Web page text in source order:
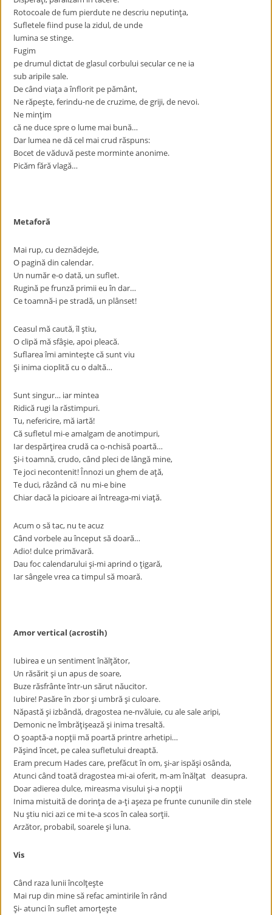
Rotocoale de fum pierdute ne descriu neputinţa,
Sufletele fiind puse la zidul, de unde
lumina se stinge.
Fugim
pe drumul dictat de glasul corbului secular ce ne ia
sub aripile sale.
De când viaţa a înflorit pe pământ,
Ne răpeşte, ferindu-ne de cruzime, de griji, de nevoi.
Ne minţim
că ne duce spre o lume mai bună…
Dar lumea ne dă cel mai crud răspuns:
Bocet de văduvă peste morminte anonime.
Picăm fără vlagă…
Metaforă
Mai rup, cu deznădejde,
O pagină din calendar.
Un număr e-o dată, un suflet.
Rugină pe frunză primii eu în dar…
Ce toamnă-i pe stradă, un plânset!
Ceasul mă caută, îl ştiu,
O clipă mă sfâşie, apoi pleacă.
Suflarea îmi aminteşte că sunt viu
Şi inima cioplită cu o daltă…
Sunt singur… iar mintea
Ridică rugi la răstimpuri.
Tu, nefericire, mă iartă!
Că sufletul mi-e amalgam de anotimpuri,
Iar despărţirea crudă ca o-nchisă poartă…
Şi-i toamnă, crudo, când pleci de lângă mine,
Te joci necontenit! Înnozi un ghem de aţă,
Te duci, râzând că nu mi-e bine
Chiar dacă la picioare ai întreaga-mi viaţă.
Acum o să tac, nu te acuz
Când vorbele au început să doară…
Adio! dulce primăvară.
Dau foc calendarului şi-mi aprind o ţigară,
Iar sângele vrea ca timpul să moară.
Amor vertical (acrostih)
Iubirea e un sentiment înălţător,
Un răsărit şi un apus de soare,
Buze răsfrânte într-un sărut năucitor.
Iubire! Pasăre în zbor şi umbră şi culoare.
Năpastă şi izbândă, dragostea ne-nvăluie, cu ale sale aripi,
Demonic ne îmbrăţişează şi inima tresaltă.
O şoaptă-a nopţii mă poartă printre arhetipi…
Păşind încet, pe calea sufletului dreaptă.
Eram precum Hades care, prefăcut în om, şi-ar ispăşi osânda,
Atunci când toată dragostea mi-ai oferit, m-am înălţat deasupra.
Doar adierea dulce, mireasma visului şi-a nopţii
Inima mistuită de dorinţa de a-ţi aşeza pe frunte cununile din stele
Nu ştiu nici azi ce mi te-a scos în calea sorţii.
Arzător, probabil, soarele şi luna.
Vis
Când raza lunii încolţeşte
Mai rup din mine să refac amintirile în rând
Şi- atunci în suflet amorţeşte